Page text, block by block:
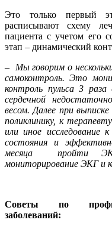
Это только первый
расписывают схему
пациента с учетом его
этап – динамический
– Мы говорим о
самоконтроль. Это
контроль пульса 3
сердечной
весом. Далее при
поликлинику, к
или иное исследование
состояния и
месяца пройти
мониторирование ЭКГ и
Советы по
заболеваний: